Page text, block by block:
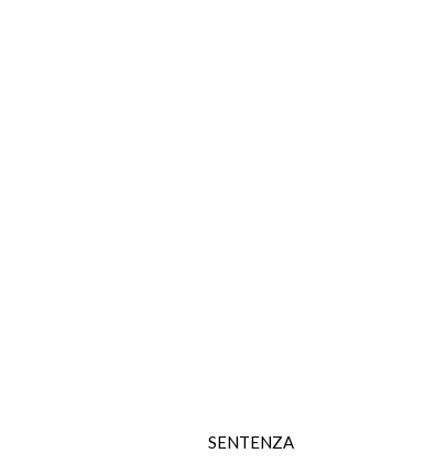
SENTENZA